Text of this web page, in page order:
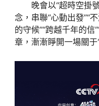
晚會以“超時空掛號
念，串聯“心動出發”“
的守候”“跨越千年的信
章，漸漸睜開一場關于